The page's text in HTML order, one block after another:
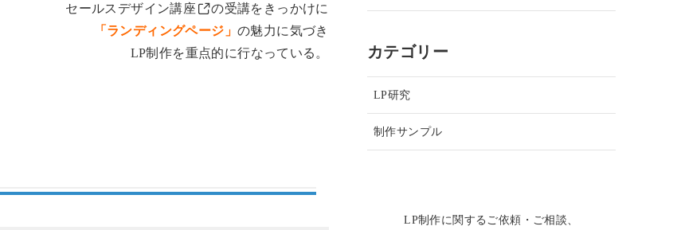
セールスデザイン講座
の受講をきっかけに
「ランディングページ」の魅力に気づき
LP制作を重点的に行なっている。
カテゴリー
LP研究
制作サンプル
LP制作に関するご依頼・ご相談、